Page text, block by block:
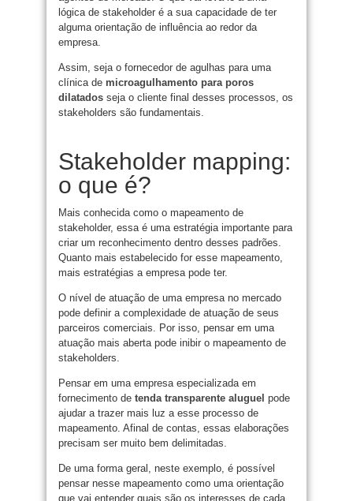
lógica de stakeholder é a sua capacidade de ter
alguma orientação de influência ao redor da
empresa.
Assim, seja o fornecedor de agulhas para uma
clínica de microagulhamento para poros
dilatados seja o cliente final desses processos, os
stakeholders são fundamentais.
Stakeholder mapping:
o que é?
Mais conhecida como o mapeamento de
stakeholder, essa é uma estratégia importante para
criar um reconhecimento dentro desses padrões.
Quanto mais estabelecido for esse mapeamento,
mais estratégias a empresa pode ter.
O nível de atuação de uma empresa no mercado
pode definir a complexidade de atuação de seus
parceiros comerciais. Por isso, pensar em uma
atuação mais aberta pode inibir o mapeamento de
stakeholders.
Pensar em uma empresa especializada em
fornecimento de tenda transparente aluguel pode
ajudar a trazer mais luz a esse processo de
mapeamento. Afinal de contas, essas elaborações
precisam ser muito bem delimitadas.
De uma forma geral, neste exemplo, é possível
pensar nesse mapeamento como uma orientação
que vai entender quais são os interesses de cada